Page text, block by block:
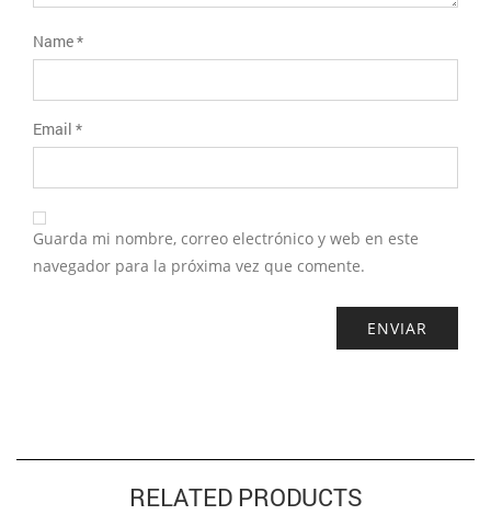
Name*
Email *
Guarda mi nombre, correo electrónico y web en este
navegador para la próxima vez que comente.
RELATED PRODUCTS